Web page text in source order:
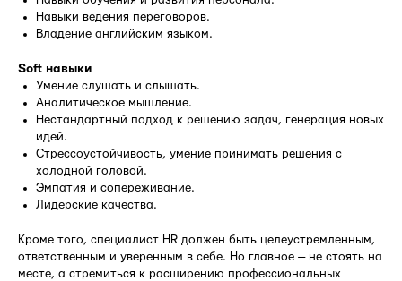
Навыки ведения переговоров.
Владение английским языком.
Soft навыки
Умение слушать и слышать.
Аналитическое мышление.
Нестандартный подход к решению задач, генерация новых
идей.
Стрессоустойчивость, умение принимать решения с
холодной головой.
Эмпатия и сопереживание.
Лидерские качества.
Кроме того, специалист HR должен быть целеустремленным,
ответственным и уверенным в себе. Но главное — не стоять на
месте, а стремиться к расширению профессиональных